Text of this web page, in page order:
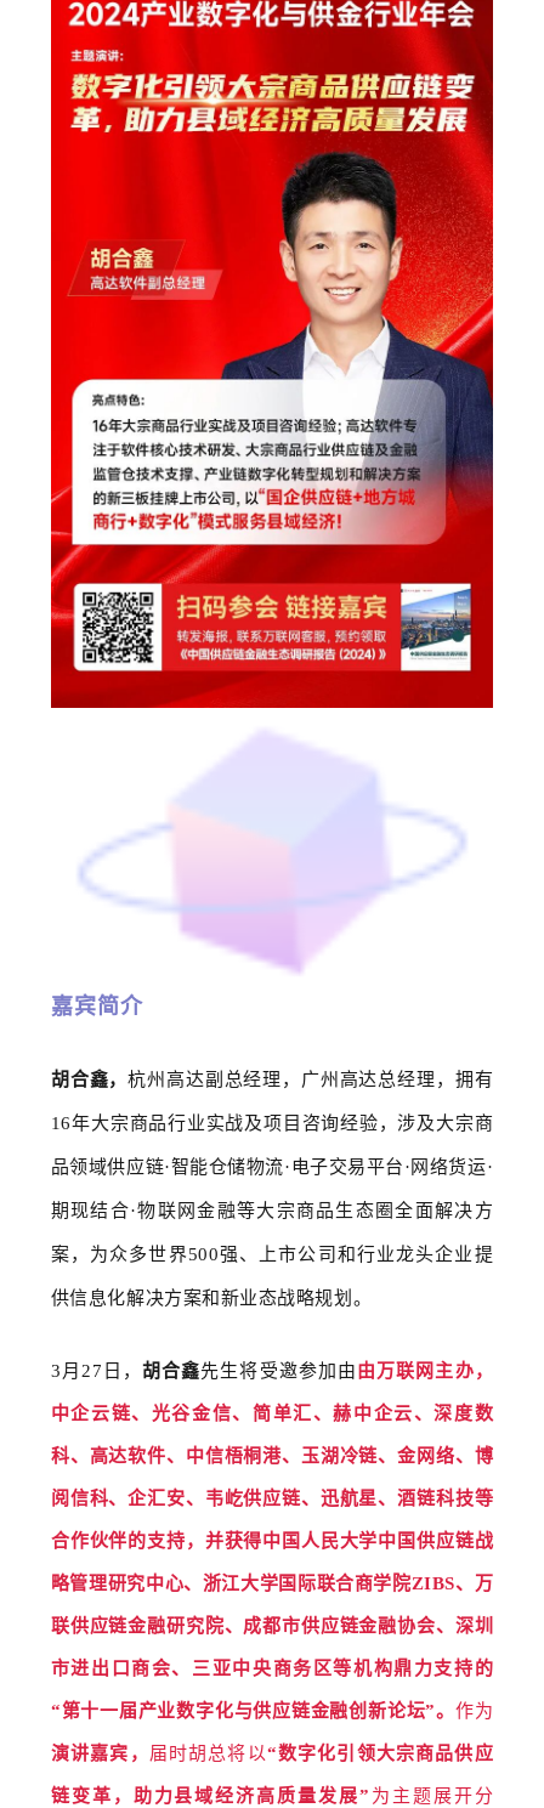
嘉宾简介
胡合鑫，杭州高达副总经理，广州高达总经理，拥有
16年大宗商品行业实战及项目咨询经验，涉及大宗商
品领域供应链·智能仓储物流·电子交易平台·网络货运·
期现结合·物联网金融等大宗商品生态圈全面解决方
案，为众多世界500强、上市公司和行业龙头企业提
供信息化解决方案和新业态战略规划。
3月27日， 胡合鑫先生将受邀参加由由万联网主办，
中企云链、光谷金信、简单汇、赫中企云、深度数
科、高达软件、中信梧桐港、玉湖冷链、金网络、博
阅信科、企汇安、韦屹供应链、迅航星、酒链科技等
合作伙伴的支持，并获得中国人民大学中国供应链战
略管理研究中心、浙江大学国际联合商学院ZIBS、万
联供应链金融研究院、成都市供应链金融协会、深圳
市进出口商会、三亚中央商务区等机构鼎力支持的
“第十一届产业数字化与供应链金融创新论坛”。 作为
演讲嘉宾， 届时胡总将以“数字化引领大宗商品供应
链变革，助力县域经济高质量发展” 为主题展开分